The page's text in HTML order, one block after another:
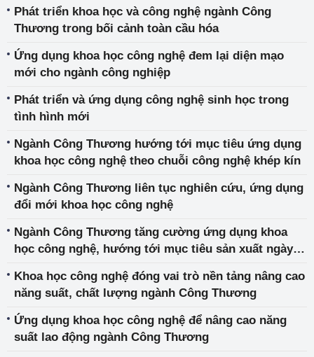
Phát triển khoa học và công nghệ ngành Công
Thương trong bối cảnh toàn cầu hóa
Ứng dụng khoa học công nghệ đem lại diện mạo
mới cho ngành công nghiệp
Phát triển và ứng dụng công nghệ sinh học trong
tình hình mới
Ngành Công Thương hướng tới mục tiêu ứng dụng
khoa học công nghệ theo chuỗi công nghệ khép kín
Ngành Công Thương liên tục nghiên cứu, ứng dụng
đổi mới khoa học công nghệ
Ngành Công Thương tăng cường ứng dụng khoa
học công nghệ, hướng tới mục tiêu sản xuất ngày
Khoa học công nghệ đóng vai trò nền tảng nâng cao
năng suất, chất lượng ngành Công Thương
Ứng dụng khoa học công nghệ để nâng cao năng
suất lao động ngành Công Thương